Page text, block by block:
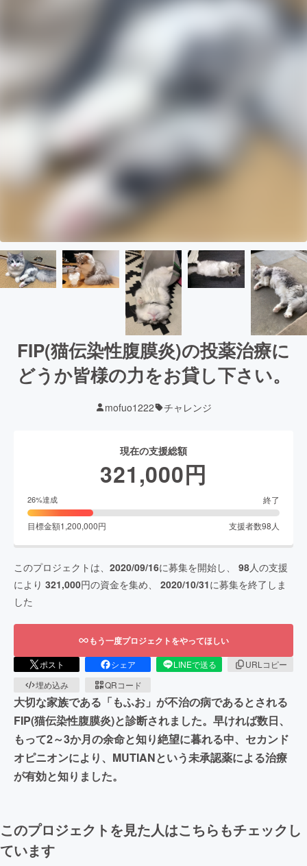
FIP(猫伝染性腹膜炎)の投薬治療に
どうか皆様の力をお貸し下さい。
mofuo1222 チャレンジ
現在の支援総額
321,000円
26%達成 終了
目標金額1,200,000円 支援者数98 人
このプロジェクトは、 2020/09/16に募集を開始し、 98人の支援
により 321,000円の資金を集め、 2020/10/31に募集を終了しま
した
もう一度プロジェクトをやってほしい
ポスト シェア LINEで送る
URLコピー
埋め込み
QRコード
大切な家族である「もふお」が不治の病であるとされる
FIP(猫伝染性腹膜炎)と診断されました。早ければ数日、
もって2～3か月の余命と知り絶望に暮れる中、セカンド
オピニオンにより、MUTIANという未承認薬による治療
が有効と知りました。
このプロジェクトを見た人はこちらもチェックし
ています